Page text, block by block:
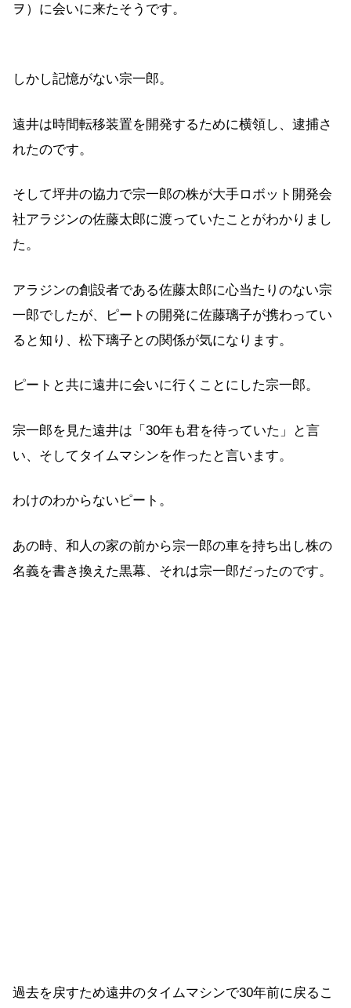
ヲ）に会いに来たそうです。
しかし記憶がない宗一郎。
遠井は時間転移装置を開発するために横領し、逮捕さ
れたのです。
そして坪井の協力で宗一郎の株が大手ロボット開発会
社アラジンの佐藤太郎に渡っていたことがわかりまし
た。
アラジンの創設者である佐藤太郎に心当たりのない宗
一郎でしたが、ピートの開発に佐藤璃子が携わってい
ると知り、松下璃子との関係が気になります。
ピートと共に遠井に会いに行くことにした宗一郎。
宗一郎を見た遠井は「30年も君を待っていた」と言
い、そしてタイムマシンを作ったと言います。
わけのわからないピート。
あの時、和人の家の前から宗一郎の車を持ち出し株の
名義を書き換えた黒幕、それは宗一郎だったのです。
過去を戻すため遠井のタイムマシンで30年前に戻るこ